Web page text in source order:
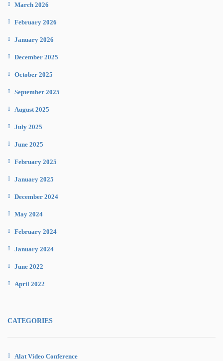
March 2026
February 2026
January 2026
December 2025
October 2025
September 2025
August 2025
July 2025
June 2025
February 2025
January 2025
December 2024
May 2024
February 2024
January 2024
June 2022
April 2022
CATEGORIES
Alat Video Conference